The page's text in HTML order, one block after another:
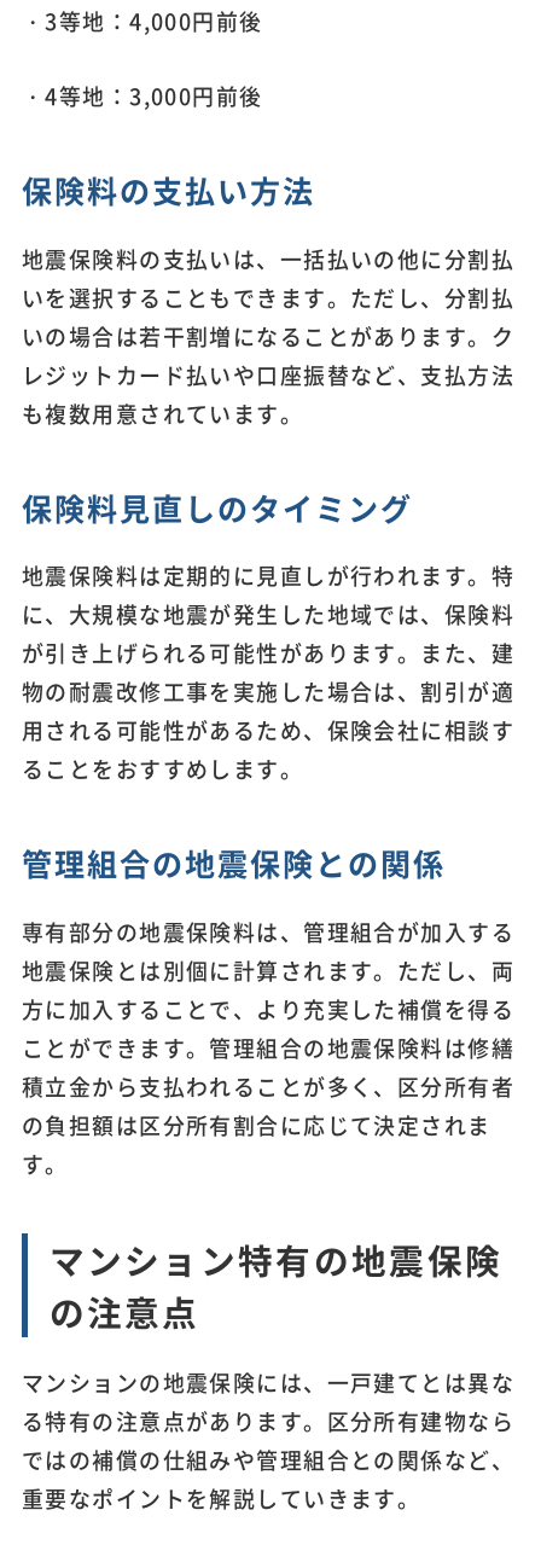
・3等地：4,000円前後
・4等地：3,000円前後
保険料の支払い方法
地震保険料の支払いは、一括払いの他に分割払
いを選択することもできます。ただし、分割払
いの場合は若干割増になることがあります。ク
レジットカード払いや口座振替など、支払方法
も複数用意されています。
保険料見直しのタイミング
地震保険料は定期的に見直しが行われます。特
に、大規模な地震が発生した地域では、保険料
が引き上げられる可能性があります。また、建
物の耐震改修工事を実施した場合は、割引が適
用される可能性があるため、保険会社に相談す
ることをおすすめします。
管理組合の地震保険との関係
専有部分の地震保険料は、管理組合が加入する
地震保険とは別個に計算されます。ただし、両
方に加入することで、より充実した補償を得る
ことができます。管理組合の地震保険料は修繕
積立金から支払われることが多く、区分所有者
の負担額は区分所有割合に応じて決定されま
す。
マンション特有の地震保険
の注意点
マンションの地震保険には、一戸建てとは異な
る特有の注意点があります。区分所有建物なら
ではの補償の仕組みや管理組合との関係など、
重要なポイントを解説していきます。